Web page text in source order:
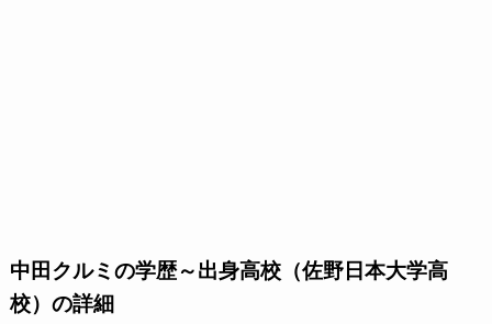
中田クルミの学歴～出身高校（佐野日本大学高
校）の詳細